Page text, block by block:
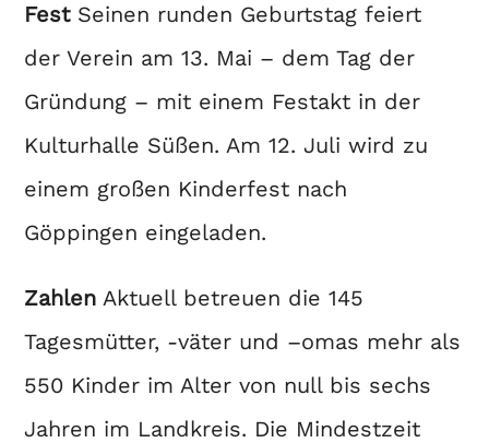
FestSeinen runden Geburtstag feiert
der Verein am 13. Mai – dem Tag der
Gründung – mit einem Festakt in der
Kulturhalle Süßen. Am 12. Juli wird zu
einem großen Kinderfest nach
Göppingen eingeladen.
Zahlen Aktuell betreuen die 145
Tagesmütter, -väter und –omas mehr als
550 Kinder im Alter von null bis sechs
Jahren im Landkreis. Die Mindestzeit